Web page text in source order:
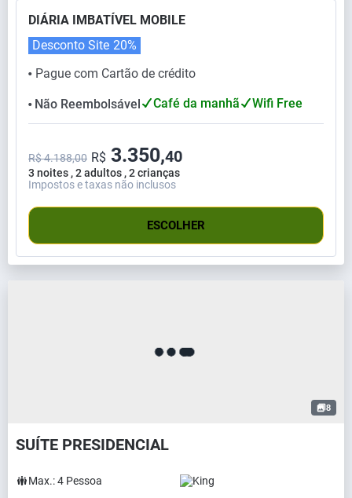
DIÁRIA IMBATÍVEL MOBILE
⬤ Pague com Cartão de crédito
Desconto Site 20%
⬤ Não Reembolsável Café da manhã Wifi Free
3 noites , 2 adultos , 2 crianças
R$ 4.188,00 R$ 3.350,40
Impostos e taxas não inclusos
ESCOLHER
8
SUÍTE PRESIDENCIAL
Max.:4 Pessoa King